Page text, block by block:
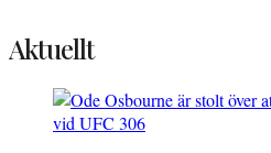
Aktuellt